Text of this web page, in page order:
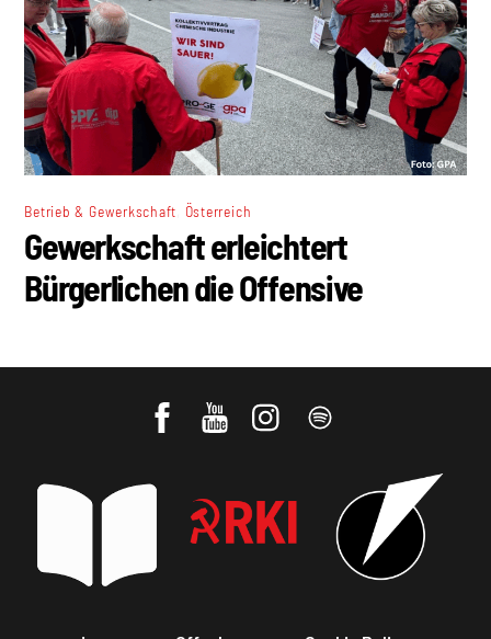
Betrieb & Gewerkschaft Österreich
Gewerkschaft erleichtert
Bürgerlichen die Offensive